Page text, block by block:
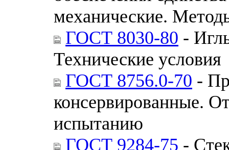
механические.
ГОСТ 8030-80 -
Технические условия
ГОСТ 8756.0-70 -
консервированные.
испытанию
ГОСТ 9284-75 -